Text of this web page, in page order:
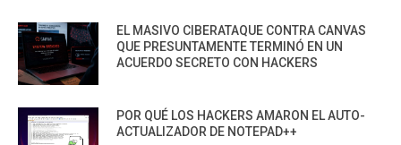
EL MASIVO CIBERATAQUE CONTRA CANVAS
QUE PRESUNTAMENTE TERMINÓ EN UN
ACUERDO SECRETO CON HACKERS
POR QUÉ LOS HACKERS AMARON EL AUTO-
ACTUALIZADOR DE NOTEPAD++